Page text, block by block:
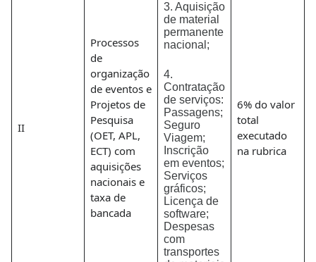
II
Processos
de
organização
de eventos e
Projetos de
Pesquisa
(OET, APL,
ECT) com
aquisições
nacionais e
taxa de
bancada
3. Aquisição
de material
permanente
nacional;
4.
Contratação
de serviços:
Passagens;
Seguro
Viagem;
Inscrição
em eventos;
Serviços
gráficos;
Licença de
software;
Despesas
com
transportes
6% do valor
total
executado
na rubrica